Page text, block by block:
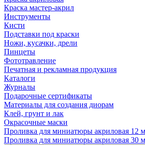
Краска мастер-акрил
Инструменты
Кисти
Подставки под краски
Ножи, кусачки, дрели
Пинцеты
Фототравление
Печатная и рекламная продукция
Каталоги
Журналы
Подарочные сертификаты
Материалы для создания диорам
Клей, грунт и лак
Окрасочные маски
Проливка для миниатюры акриловая 12
Проливка для миниатюры акриловая 30